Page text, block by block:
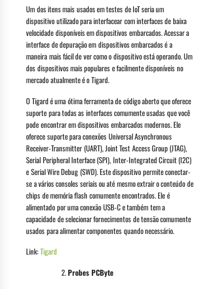
Um dos itens mais usados em testes de IoT seria um
dispositivo utilizado para interfacear com interfaces de baixa
velocidade disponíveis em dispositivos embarcados. Acessar a
interface de depuração em dispositivos embarcados é a
maneira mais fácil de ver como o dispositivo está operando. Um
dos dispositivos mais populares e facilmente disponíveis no
mercado atualmente é o Tigard.
O Tigard é uma ótima ferramenta de código aberto que oferece
suporte para todas as interfaces comumente usadas que você
pode encontrar em dispositivos embarcados modernos. Ele
oferece suporte para conexões Universal Asynchronous
Receiver-Transmitter (UART), Joint Test Access Group (JTAG),
Serial Peripheral Interface (SPI), Inter-Integrated Circuit (I2C)
e Serial Wire Debug (SWD). Este dispositivo permite conectar-
se a vários consoles seriais ou até mesmo extrair o conteúdo de
chips de memória flash comumente encontrados. Ele é
alimentado por uma conexão USB-C e também tem a
capacidade de selecionar fornecimentos de tensão comumente
usados para alimentar componentes quando necessário.
Link:Tigard
Probes PCByte